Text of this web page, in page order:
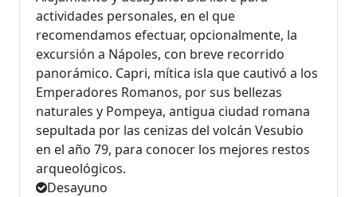
actividades personales, en el que
recomendamos efectuar, opcionalmente, la
excursión a Nápoles, con breve recorrido
panorámico. Capri, mítica isla que cautivó a los
Emperadores Romanos, por sus bellezas
naturales y Pompeya, antigua ciudad romana
sepultada por las cenizas del volcán Vesubio
en el año 79, para conocer los mejores restos
arqueológicos.
Desayuno